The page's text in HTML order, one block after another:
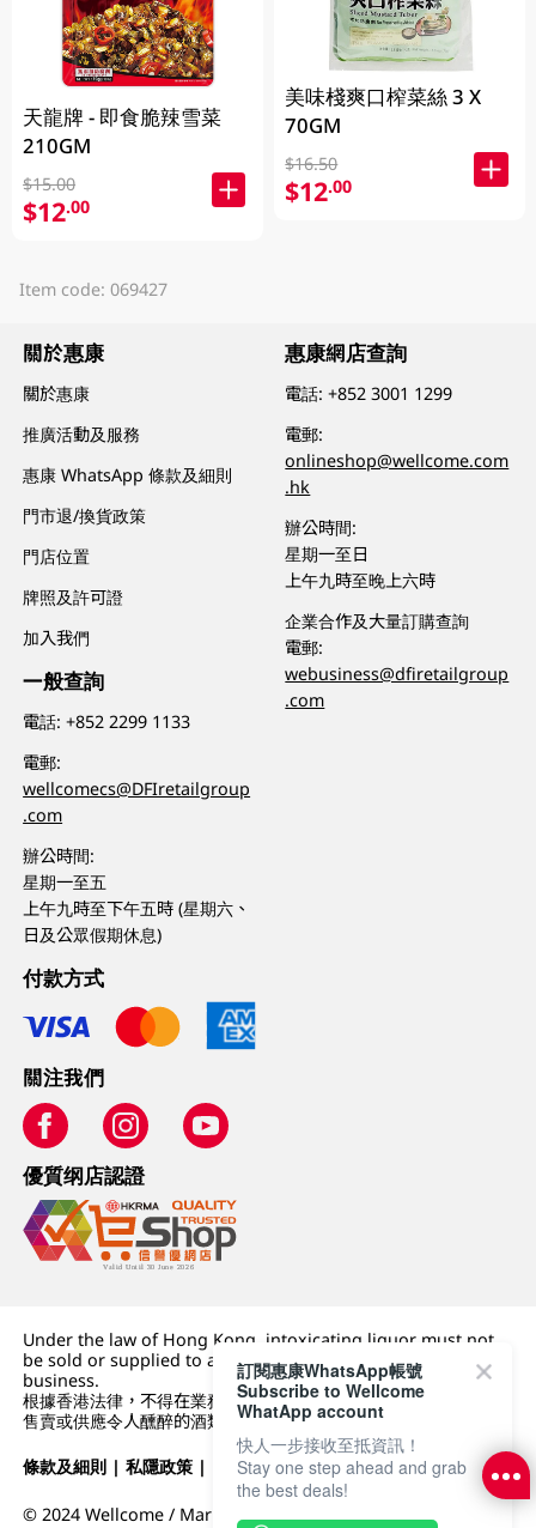
天龍牌 - 即食脆辣雪菜
210GM
$15.00
$12.00
美味棧爽口榨菜絲 3 X
70GM
$16.50
$12.00
Item code: 069427
關於惠康
關於惠康
推廣活動及服務
惠康 WhatsApp 條款及細則
門市退/換貨政策
門店位置
牌照及許可證
加入我們
一般查詢
電話:+852 2299 1133
電郵:
wellcomecs@DFIretailgroup
.com
辦公時間:
星期一至五
上午九時至下午五時 (星期六、
日及公眾假期休息)
惠康網店查詢
電話:+852 3001 1299
電郵:
onlineshop@wellcome.com
.hk
辦公時間:
星期一至日
上午九時至晚上六時
企業合作及大量訂購查詢
電郵:
webusiness@dfiretailgroup
.com
付款方式
關注我們
優質纲店認證
Under the law of Hong Kong, intoxicating liquor must not
be sold or supplied to a minor (under 18) in the course of
business.
根據香港法律，不得在業務過程中，向未成年人 (18 歲以下人士)
售賣或供應令人醺醉的酒類。
條款及細則 |私隱政策 | DFI零售集團
© 2024 Wellcome / Market Place. The Dairy Farm Company
訂閱惠康WhatsApp帳號
Subscribe to Wellcome
WhatApp account
快人一步接收至抵資訊！
Stay one step ahead and grab
the best deals!